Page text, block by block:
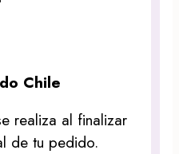
Chile
realiza al finalizar
de tu pedido.